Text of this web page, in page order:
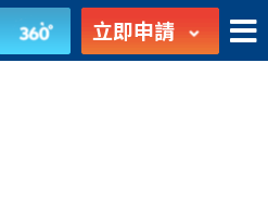
立即申請